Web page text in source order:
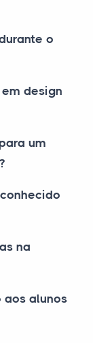
o
design
um
na
alunos